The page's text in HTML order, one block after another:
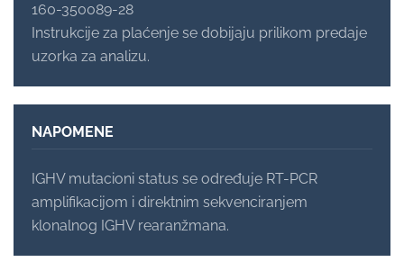
160-350089-28
Instrukcije za plaćenje se dobijaju prilikom predaje
uzorka za analizu.
NAPOMENE
IGHV mutacioni status se određuje RT-PCR
amplifikacijom i direktnim sekvenciranjem
klonalnog IGHV rearanžmana.